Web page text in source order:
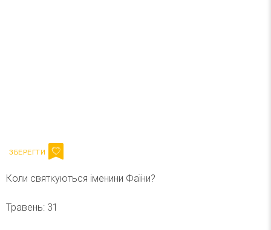
Коли святкуються іменини Фаїни?
Травень: 31